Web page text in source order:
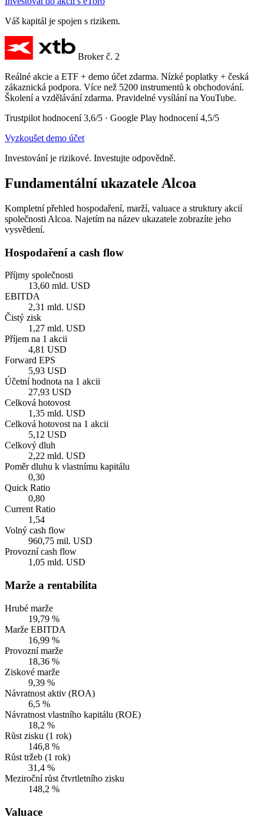
Váš kapitál je spojen s rizikem.
Broker č. 2
Reálné akcie a ETF + demo účet zdarma. Nízké poplatky + česká
zákaznická podpora. Více než 5200 instrumentů k obchodování.
Školení a vzdělávání zdarma. Pravidelné vysílání na YouTube.
Trustpilot hodnocení 3,6/5 · Google Play hodnocení 4,5/5
Vyzkoušet demo účet
Investování je rizikové. Investujte odpovědně.
Fundamentální ukazatele Alcoa
Kompletní přehled hospodaření, marží, valuace a struktury akcií
společnosti Alcoa. Najetím na název ukazatele zobrazíte jeho
vysvětlení.
Hospodaření a cash flow
Příjmy společnosti
13,60 mld. USD
EBITDA
2,31 mld. USD
Čistý zisk
1,27 mld. USD
Příjem na 1 akcii
4,81 USD
Forward EPS
5,93 USD
Účetní hodnota na 1 akcii
27,93 USD
Celková hotovost
1,35 mld. USD
Celková hotovost na 1 akcii
5,12 USD
Celkový dluh
2,22 mld. USD
Poměr dluhu k vlastnímu kapitálu
0,30
Quick Ratio
0,80
Current Ratio
1,54
Volný cash flow
960,75 mil. USD
Provozní cash flow
1,05 mld. USD
Marže a rentabilita
Hrubé marže
19,79 %
Marže EBITDA
16,99 %
Provozní marže
18,36 %
Ziskové marže
9,39 %
Návratnost aktiv (ROA)
6,5 %
Návratnost vlastního kapitálu (ROE)
18,2 %
Růst zisku (1 rok)
146,8 %
Růst tržeb (1 rok)
31,4 %
Meziroční růst čtvrtletního zisku
148,2 %
Valuace